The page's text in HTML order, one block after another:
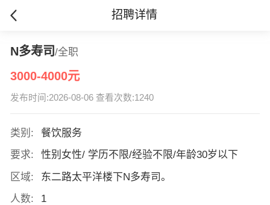
招聘详情
N多寿司/全职
3000-4000元
发布时间:2026-08-06 查看次数:1240
类别:
餐饮服务
要求:
性别女性/ 学历不限/经验不限/年龄30岁以下
区域:
东二路太平洋楼下N多寿司。
人数:
1